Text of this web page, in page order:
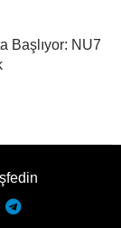
Başlıyor: NU7